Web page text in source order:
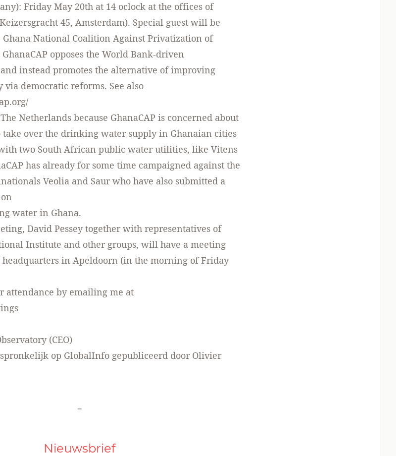
Friday May 20th at 14 oclock at the offices of
45, Amsterdam). Special guest will be
Ghana National Coalition Against Privatization of
GhanaCAP opposes the World Bank-driven
instead promotes the alternative of improving
democratic reforms. See also
Netherlands because GhanaCAP is concerned about
take over the drinking water supply in Ghanaian cities
two South African public water utilities, like Vitens
has already for some time campaigned against the
Veolia and Saur who have also submitted a
water in Ghana.
David Pessey together with representatives of
Institute and other groups, will have a meeting
in Apeldoorn (in the morning of Friday
attendance by emailing me at
(CEO)
op GlobalInfo gepubliceerd door Olivier
-
Nieuwsbrief